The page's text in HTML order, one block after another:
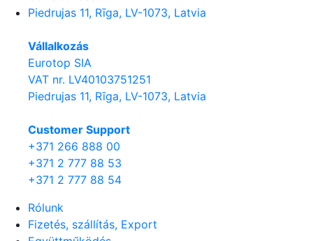
Piedrujas 11, Rīga, LV-1073, Latvia
Vállalkozás
Eurotop SIA
VAT nr. LV40103751251
Piedrujas 11, Rīga, LV-1073, Latvia
Сustomer Support
+371 266 888 00
+371 2 777 88 53
+371 2 777 88 54
Rólunk
Fizetés, szállítás, Export